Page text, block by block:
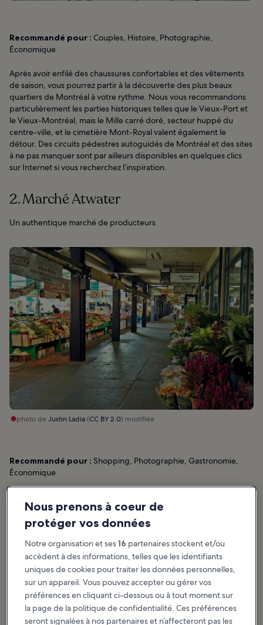
Recommandé pour : Couples, Histoire, Photographie,
Économique
Après avoir enfilé des chaussures confortables et des vêtements
de saison, vous pourrez partir à la découverte des plus beaux
quartiers de Montréal à votre rythme. Nous vous recommandons
particulièrement les parties historiques telles que le Vieux-Port et
le Vieux-Montréal, mais le Mille carré doré, secteur huppé du
centre-ville, et le cimetière Mont-Royal valent également le
détour. Des circuits pédestres autoguidés de Montréal et des sites
à ne pas manquer sont par ailleurs disponibles en quelques clics
sur Internet si vous recherchez l’inspiration.
2. Marché Atwater
Un authentique marché de producteurs
photo de Justin Ladia(CC BY 2.0) modifiée
Recommandé pour : Shopping, Photographie, Gastronomie,
Économique
quotidienne à Montréal. Installé à 2,5 km au sud du centre-ville
dans un splendide édifice Art déco, le marché Atwater propose un
grand choix de produits, dont des fruits, des légumes, du
fromage, du pain et plus encore. Au milieu de vos flâneries dans
les allées animées, vous pourrez manger un morceau, boire un
café ou siroter un verre de vin dans l’un des nombreux endroits où
il est possible de faire une pause. Ne manquez pas les produits du
sirop d’érable pour ramener chez vous des saveurs typiquement
québécoises.
Nous prenons à coeur de
protéger vos données
Notre organisation et ses16 partenaires stockent et/ou
accèdent à des informations, telles que les identifiants
uniques de cookies pour traiter les données personnelles,
sur un appareil. Vous pouvez accepter ou gérer vos
préférences en cliquant ci-dessous ou à tout moment sur
la page de la politique de confidentialité. Ces préférences
seront signalées à nos partenaires et n’affecteront pas les